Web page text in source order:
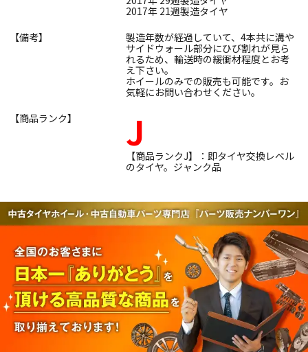
2017年 21週製造タイヤ
【備考】
製造年数が経過していて、4本共に溝や
サイドウォール部分にひび割れが見ら
れるため、輸送時の緩衝材程度とお考
え下さい。
ホイールのみでの販売も可能です。お
気軽にお問い合わせください。
【商品ランク】
J
【商品ランクJ】：即タイヤ交換レベル
のタイヤ。ジャンク品